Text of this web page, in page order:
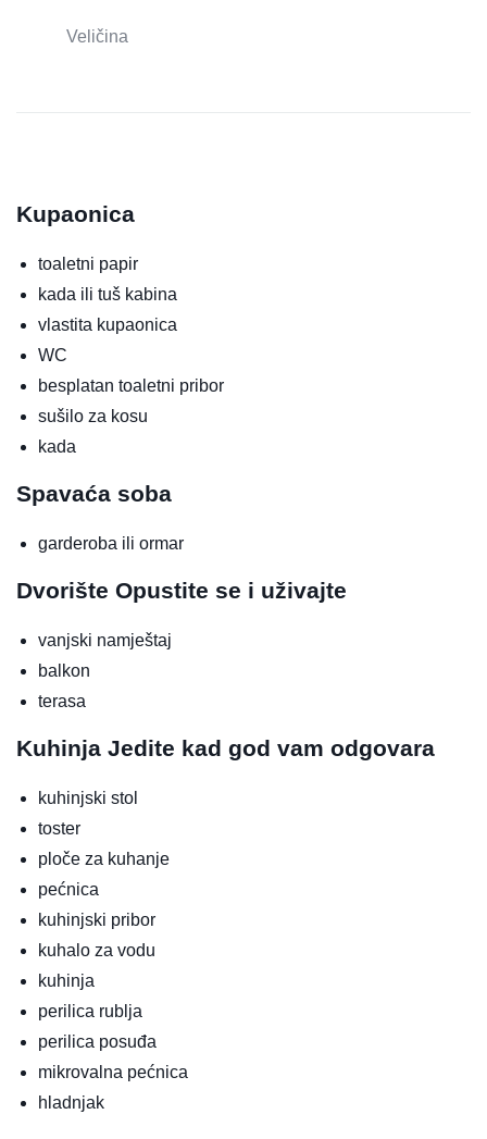
Veličina
Kupaonica
toaletni papir
kada ili tuš kabina
vlastita kupaonica
WC
besplatan toaletni pribor
sušilo za kosu
kada
Spavaća soba
garderoba ili ormar
Dvorište Opustite se i uživajte
vanjski namještaj
balkon
terasa
Kuhinja Jedite kad god vam odgovara
kuhinjski stol
toster
ploče za kuhanje
pećnica
kuhinjski pribor
kuhalo za vodu
kuhinja
perilica rublja
perilica posuđa
mikrovalna pećnica
hladnjak